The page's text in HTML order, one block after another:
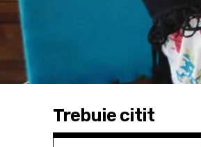
Trebuie citit